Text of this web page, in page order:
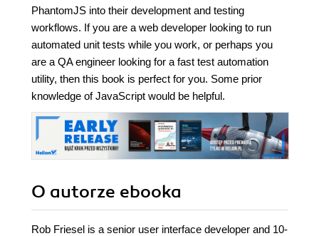
PhantomJS into their development and testing
workflows. If you are a web developer looking to run
automated unit tests while you work, or perhaps you
are a QA engineer looking for a fast test automation
utility, then this book is perfect for you. Some prior
knowledge of JavaScript would be helpful.
O autorze ebooka
Rob Friesel is a senior user interface developer and 10-